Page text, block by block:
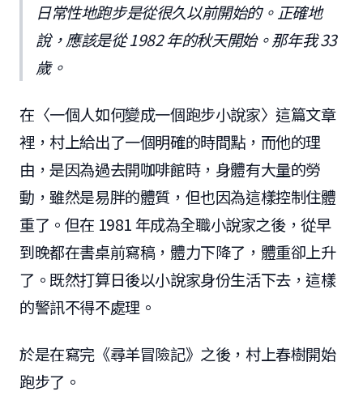
日常性地跑步是從很久以前開始的。正確地
說，應該是從 1982 年的秋天開始。那年我 33
歲。
在〈一個人如何變成一個跑步小說家〉這篇文章
裡，村上給出了一個明確的時間點，而他的理
由，是因為過去開咖啡館時，身體有大量的勞
動，雖然是易胖的體質，但也因為這樣控制住體
重了。但在 1981 年成為全職小說家之後，從早
到晚都在書桌前寫稿，體力下降了，體重卻上升
了。既然打算日後以小說家身份生活下去，這樣
的警訊不得不處理。
於是在寫完《尋羊冒險記》之後，村上春樹開始
跑步了。